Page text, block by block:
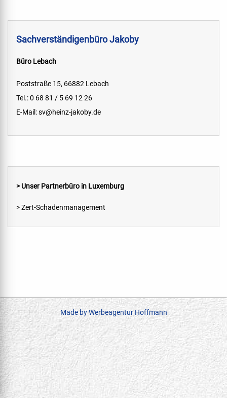
Sachverständigenbüro Jakoby
Büro Lebach
Poststraße 15, 66882 Lebach
Tel.: 0 68 81 / 5 69 12 26
E-Mail:sv@heinz-jakoby.de
> Unser Partnerbüro in Luxemburg
> Zert-Schadenmanagement
Made by Werbeagentur Hoffmann